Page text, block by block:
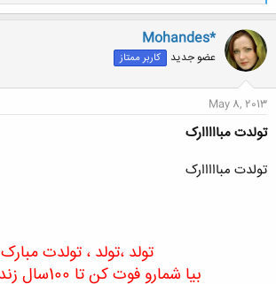
ک
ن
ش
ه
ا
Mohandes*
عضو جدید کاربر ممتاز
May 8, 2013
تولدت مبااااارک
تولدت مبااااارک
تولد ،تولد ، تولدت مبارک
بیا شمارو فوت کن تا 100سال زنده باشی